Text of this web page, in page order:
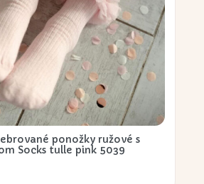
ponožky ružové s
Socks tulle pink 5039